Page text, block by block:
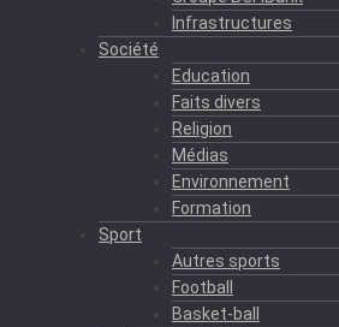
Infrastructures
Société
Education
Faits divers
Religion
Médias
Environnement
Formation
Sport
Autres sports
Football
Basket-ball